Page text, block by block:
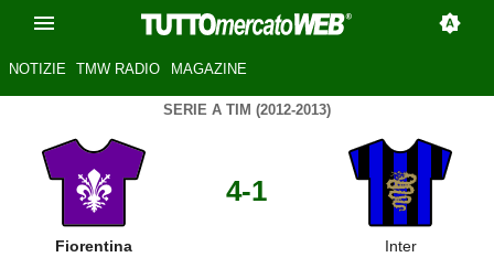
NOTIZIE TMW RADIO MAGAZINE
SERIE A TIM (2012-2013)
Fiorentina
4-1
Inter